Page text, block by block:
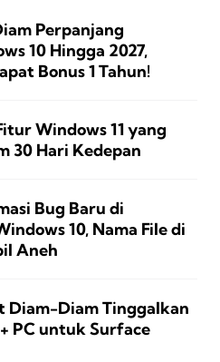
Perpanjang
10 Hingga 2027,
Bonus 1 Tahun!
Windows 11 yang
30 Hari Kedepan
Bug Baru di
10, Nama File di
Aneh
Diam-Diam Tinggalkan
PC untuk Surface